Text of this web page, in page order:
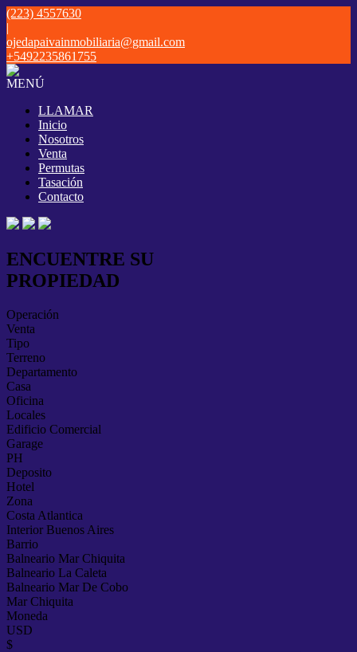
(223) 4557630
|
ojedapaivainmobiliaria@gmail.com
+5492235861755
MENÚ
LLAMAR
Inicio
Nosotros
Venta
Permutas
Tasación
Contacto
ENCUENTRE SU
PROPIEDAD
Operación
Venta
Tipo
Terreno
Departamento
Casa
Oficina
Locales
Edificio Comercial
Garage
PH
Deposito
Hotel
Zona
Costa Atlantica
Interior Buenos Aires
Barrio
Balneario Mar Chiquita
Balneario La Caleta
Balneario Mar De Cobo
Mar Chiquita
Moneda
USD
$